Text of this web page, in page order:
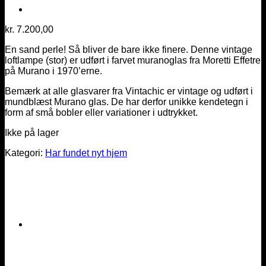
kr. 7.200,00
En sand perle! Så bliver de bare ikke finere. Denne vintage
loftlampe (stor) er udført i farvet muranoglas fra Moretti Effetre
på Murano i 1970’erne.
Bemærk at alle glasvarer fra Vintachic er vintage og udført i
mundblæst Murano glas. De har derfor unikke kendetegn i
form af små bobler eller variationer i udtrykket.
Ikke på lager
Kategori: Har fundet nyt hjem